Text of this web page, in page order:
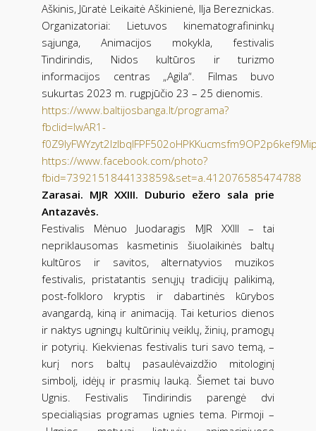
Aškinis, Jūratė Leikaitė Aškinienė, Ilja Bereznickas.
Organizatoriai: Lietuvos kinematografininkų
sąjunga, Animacijos mokykla, festivalis
Tindirindis, Nidos kultūros ir turizmo
informacijos centras „Agila“. Filmas buvo
sukurtas 2023 m. rugpjūčio 23 – 25 dienomis.
https://www.baltijosbanga.lt/programa?
fbclid=IwAR1-
https://www.facebook.com/photo?
fbid=7392151844133859&set=a.412076585474788
Zarasai. MJR XXIII. Duburio ežero sala prie
Antazavės.
Festivalis Mėnuo Juodaragis MJR XXIII – tai
nepriklausomas kasmetinis šiuolaikinės baltų
kultūros ir savitos, alternatyvios muzikos
festivalis, pristatantis senųjų tradicijų palikimą,
post-folkloro kryptis ir dabartinės kūrybos
avangardą, kiną ir animaciją. Tai keturios dienos
ir naktys ugningų kultūrinių veiklų, žinių, pramogų
ir potyrių. Kiekvienas festivalis turi savo temą, –
kurį nors baltų pasaulėvaizdžio mitologinį
simbolį, idėjų ir prasmių lauką. Šiemet tai buvo
Ugnis. Festivalis Tindirindis parengė dvi
specialiąsias programas ugnies tema. Pirmoji –